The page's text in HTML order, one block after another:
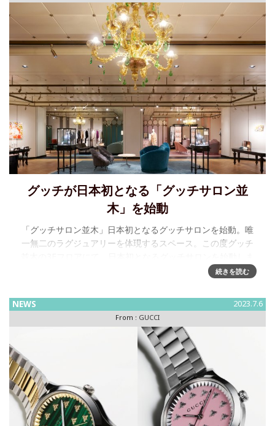
グッチが日本初となる「グッチサロン並
木」を始動
「グッチサロン並木」日本初となるグッチサロンを始動。唯
一無二のラグジュアリーを体現するスペース。この度グッチ
す。グッチサロンは、アポイントメント制でお客さまをご招
続きを読む
NEWS 2023.7.6
From : GUCCI